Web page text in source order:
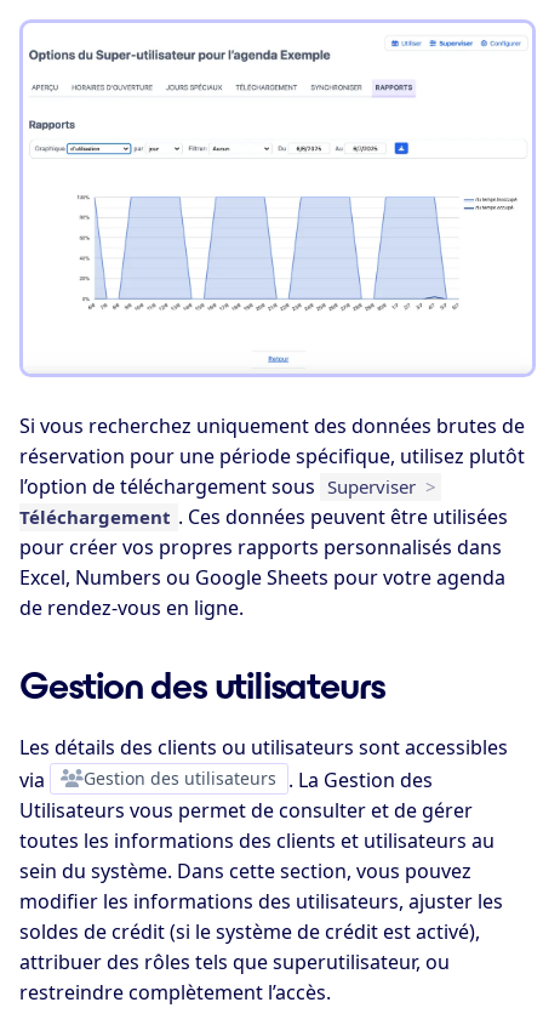
Si vous recherchez uniquement des données brutes de
réservation pour une période spécifique, utilisez plutôt
l’option de téléchargement sous Superviser >
Téléchargement . Ces données peuvent être utilisées
pour créer vos propres rapports personnalisés dans
Excel, Numbers ou Google Sheets pour votre agenda
de rendez-vous en ligne.
Gestion des utilisateurs
Les détails des clients ou utilisateurs sont accessibles
via
Gestion des utilisateurs
. La Gestion des
Utilisateurs vous permet de consulter et de gérer
toutes les informations des clients et utilisateurs au
sein du système. Dans cette section, vous pouvez
modifier les informations des utilisateurs, ajuster les
soldes de crédit (si le système de crédit est activé),
attribuer des rôles tels que superutilisateur, ou
restreindre complètement l’accès.